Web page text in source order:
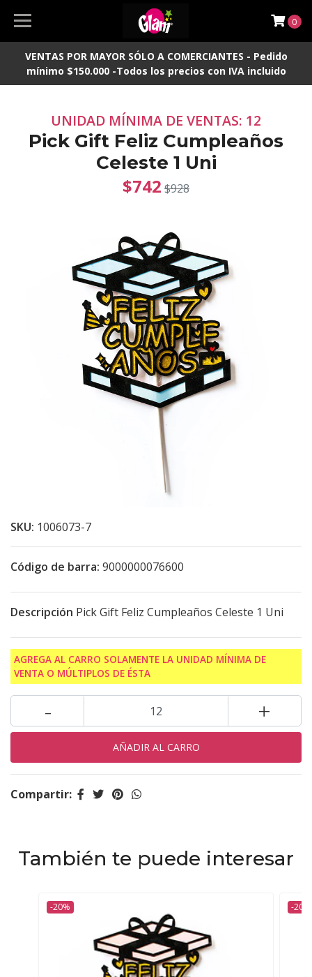
VENTAS POR MAYOR SÓLO A COMERCIANTES - Pedido
mínimo $150.000 -Todos los precios con IVA incluido
0
UNIDAD MÍNIMA DE VENTAS: 12
Pick Gift Feliz Cumpleaños
Celeste 1 Uni
$742 $928
SKU: 1006073-7
Código de barra: 9000000076600
Descripción Pick Gift Feliz Cumpleaños Celeste 1 Uni
AGREGA AL CARRO SOLAMENTE LA UNIDAD MÍNIMA DE
VENTA O MÚLTIPLOS DE ÉSTA
+
-
Compartir:
También te puede interesar
-20% -20%